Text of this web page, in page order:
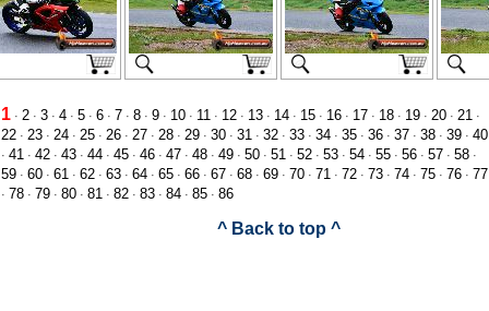
1· 2· 3· 4· 5· 6· 7 · 8· 9· 10· 11 · 12· 13· 14· 15· 16· 17 · 18· 19· 20· 21 ·
22· 23· 24· 25· 26· 27 · 28· 29· 30· 31 · 32· 33· 34· 35· 36· 37 · 38· 39· 40
· 41 · 42· 43· 44· 45· 46· 47 · 48· 49· 50· 51 · 52· 53· 54· 55· 56· 57 · 58·
59· 60· 61 · 62· 63· 64· 65· 66· 67 · 68· 69· 70· 71 · 72· 73· 74· 75· 76· 77
· 78· 79· 80· 81 · 82· 83· 84· 85· 86
^ Back to top ^